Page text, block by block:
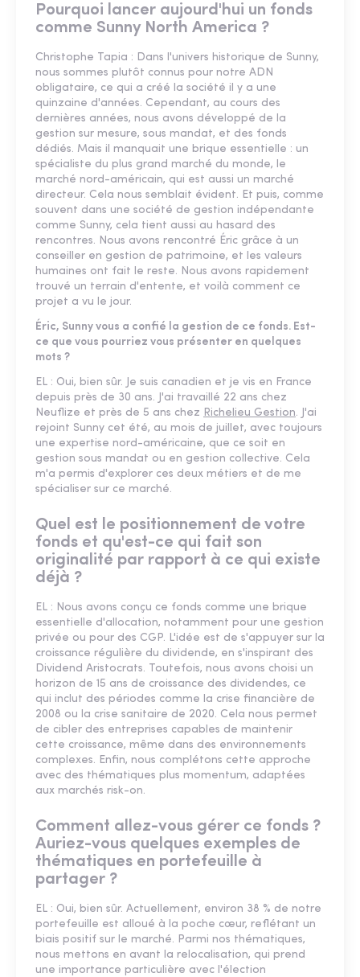
Pourquoi lancer aujourd'hui un fonds
comme Sunny North America ?
Christophe Tapia : Dans l'univers historique de Sunny,
nous sommes plutôt connus pour notre ADN
obligataire, ce qui a créé la société il y a une
quinzaine d'années. Cependant, au cours des
dernières années, nous avons développé de la
gestion sur mesure, sous mandat, et des fonds
dédiés. Mais il manquait une brique essentielle : un
spécialiste du plus grand marché du monde, le
marché nord-américain, qui est aussi un marché
directeur. Cela nous semblait évident. Et puis, comme
souvent dans une société de gestion indépendante
comme Sunny, cela tient aussi au hasard des
rencontres. Nous avons rencontré Éric grâce à un
conseiller en gestion de patrimoine, et les valeurs
humaines ont fait le reste. Nous avons rapidement
trouvé un terrain d'entente, et voilà comment ce
projet a vu le jour.
Éric, Sunny vous a confié la gestion de ce fonds. Est-
ce que vous pourriez vous présenter en quelques
mots ?
EL : Oui, bien sûr. Je suis canadien et je vis en France
depuis près de 30 ans. J'ai travaillé 22 ans chez
Neuflize et près de 5 ans chez Richelieu Gestion. J'ai
rejoint Sunny cet été, au mois de juillet, avec toujours
une expertise nord-américaine, que ce soit en
gestion sous mandat ou en gestion collective. Cela
m'a permis d'explorer ces deux métiers et de me
spécialiser sur ce marché.
Quel est le positionnement de votre
fonds et qu'est-ce qui fait son
originalité par rapport à ce qui existe
déjà ?
EL : Nous avons conçu ce fonds comme une brique
essentielle d'allocation, notamment pour une gestion
privée ou pour des CGP. L'idée est de s'appuyer sur la
croissance régulière du dividende, en s'inspirant des
Dividend Aristocrats. Toutefois, nous avons choisi un
horizon de 15 ans de croissance des dividendes, ce
qui inclut des périodes comme la crise financière de
2008 ou la crise sanitaire de 2020. Cela nous permet
de cibler des entreprises capables de maintenir
cette croissance, même dans des environnements
complexes. Enfin, nous complétons cette approche
avec des thématiques plus momentum, adaptées
aux marchés risk-on.
Comment allez-vous gérer ce fonds ?
Auriez-vous quelques exemples de
thématiques en portefeuille à
partager ?
EL : Oui, bien sûr. Actuellement, environ 38 % de notre
portefeuille est alloué à la poche cœur, reflétant un
biais positif sur le marché. Parmi nos thématiques,
nous mettons en avant la relocalisation, qui prend
une importance particulière avec l'élection